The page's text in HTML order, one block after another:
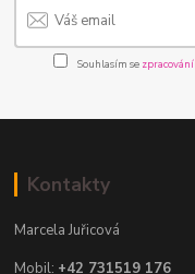
Souhlasím se
Kontakty
Marcela Juřicová
Mobil: +42 731519 176